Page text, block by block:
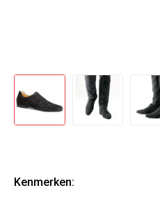
Kenmerken: